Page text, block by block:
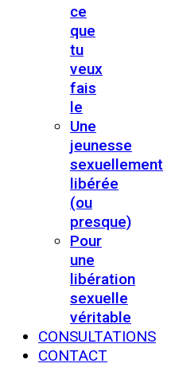
ce
que
tu
veux
fais
le
Une
jeunesse
sexuellement
libérée
(ou
presque)
Pour
une
libération
sexuelle
véritable
CONSULTATIONS
CONTACT